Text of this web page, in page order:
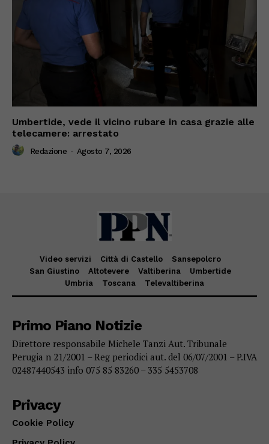
Umbertide, vede il vicino rubare in casa grazie alle
telecamere: arrestato
Redazione - Agosto 7, 2026
Video servizi Città di Castello
Sansepolcro
San Giustino
Altotevere Valtiberina
Umbertide
Umbria
Toscana Televaltiberina
Primo Piano Notizie
Direttore responsabile Michele Tanzi Aut. Tribunale
Perugia n 21/2001 – Reg periodici aut. del 06/07/2001 – P.IVA
02487440543 info 075 85 83260 – 335 5453708
Privacy
Cookie Policy